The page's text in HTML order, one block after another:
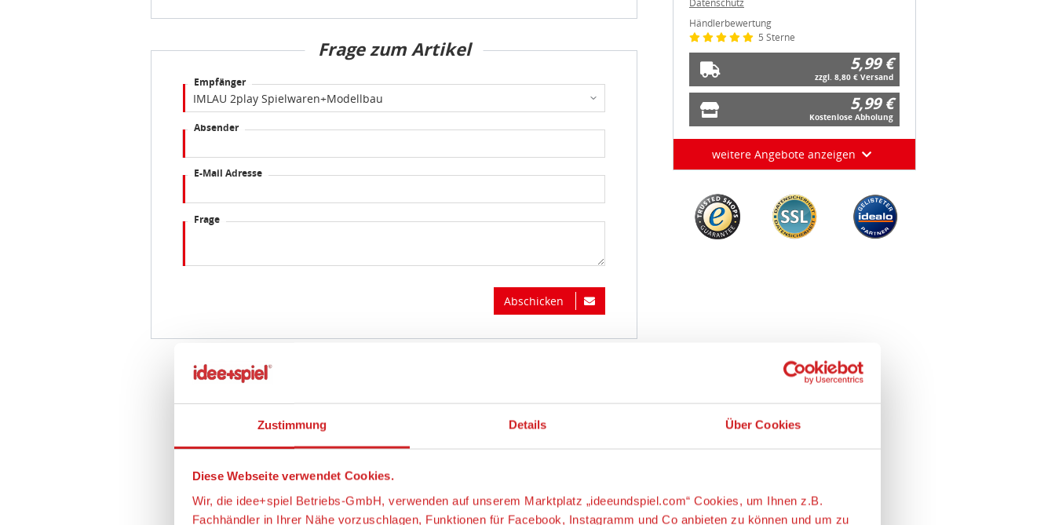
Zustimmung Details Über Cookies
Diese Webseite verwendet Cookies.
Wir, die idee+spiel Betriebs-GmbH, verwenden auf unserem Marktplatz „ideeundspiel.com“ Cookies, um Ihnen z.B.
Fachhändler in Ihrer Nähe vorzuschlagen, Funktionen für Facebook, Instagramm und Co anbieten zu können und um zu
Frage zum Artikel
Empfänger
Absender
E-Mail Adresse
Frage
Abschicken
Datenschutz
Händlerbewertung
5 Sterne
5,99 €
zzgl. 8,80 € Versand
5,99 €
Kostenlose Abholung
weitere Angebote anzeigen